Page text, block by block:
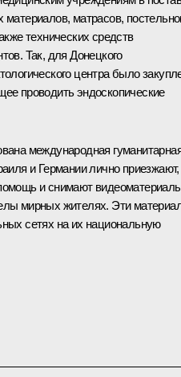
матрасов,
технических средств
Так, для Донецкого
центра было
проводить эндоскопические
международная
и Германии лично приезжают,
и снимают
мирных жителях. Эти
сетях на их национальную